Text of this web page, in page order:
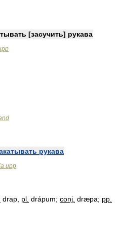
[засучить] рукава
рукава
upp
drap, pl. drápum; conj. dræpa; pp.